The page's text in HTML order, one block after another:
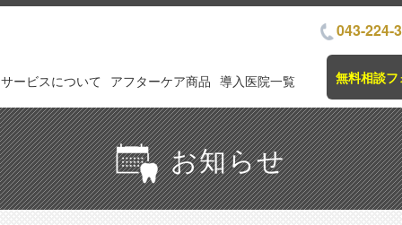
サービスについて アフターケア商品 導入医院一覧
043-224-
無料相談
お知らせ